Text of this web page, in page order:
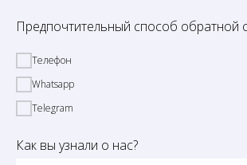
Предпочтительный способ обратной
Телефон
Whatsapp
Telegram
Как вы узнали о нас?